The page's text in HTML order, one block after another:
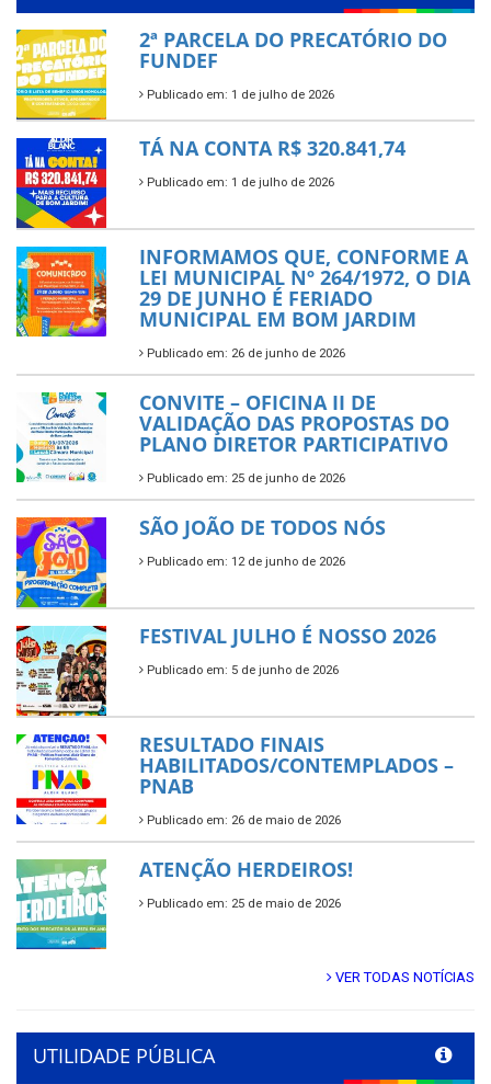
2ª PARCELA DO PRECATÓRIO DO
FUNDEF
Publicado em: 1 de julho de 2026
TÁ NA CONTA R$ 320.841,74
Publicado em: 1 de julho de 2026
INFORMAMOS QUE, CONFORME A
LEI MUNICIPAL Nº 264/1972, O DIA
29 DE JUNHO É FERIADO
MUNICIPAL EM BOM JARDIM
Publicado em: 26 de junho de 2026
CONVITE – OFICINA II DE
VALIDAÇÃO DAS PROPOSTAS DO
PLANO DIRETOR PARTICIPATIVO
Publicado em: 25 de junho de 2026
SÃO JOÃO DE TODOS NÓS
Publicado em: 12 de junho de 2026
FESTIVAL JULHO É NOSSO 2026
Publicado em: 5 de junho de 2026
RESULTADO FINAIS
HABILITADOS/CONTEMPLADOS –
PNAB
Publicado em: 26 de maio de 2026
ATENÇÃO HERDEIROS!
Publicado em: 25 de maio de 2026
VER TODAS NOTÍCIAS
UTILIDADE PÚBLICA